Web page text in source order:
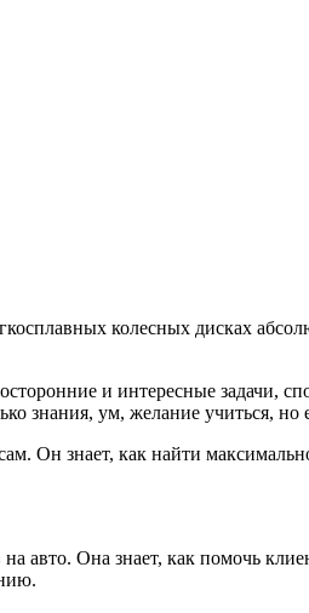
колесных дисках
и интересные задачи,
знания, ум, желание учиться, но
Он знает, как найти
авто. Она знает, как помочь